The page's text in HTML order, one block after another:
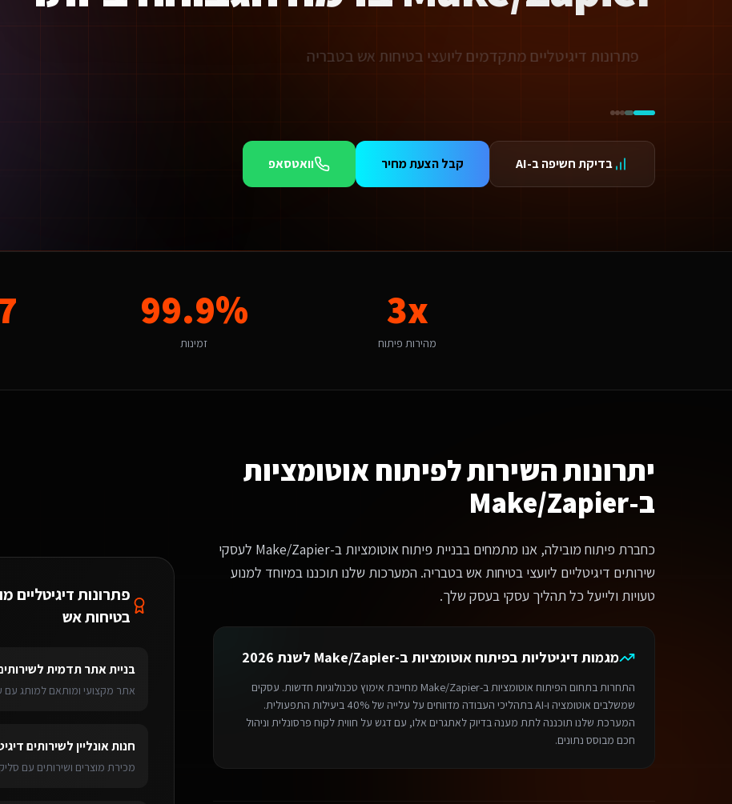
שאלות נפוצות על
האם אפשר לפרוס את התשלום?
בהחלט. אנו מציעים מסלולי תשלום גמישים: תשלום חד-פעמי עם הנחה, או פריסה ל-3-6 תשלומים. לשירותים דיגיטליים ליועצי בטיחות אש גדולים בטבריה יש גם אפשרות לתשלום חודשי מבוסס שימוש (SaaS).
כן, אנו עובדים עם עסקים בטבריה ומכירים את השוק המקומי. טבריה נחשבת לשוק נמוכה-בינונית מבחינת פיתוח אוטומציות ב-Make/Zapier. עם מדד אימוץ דיגיטלי של 60% באזור, יש כאן פוטנציאל לעסקים שמשלבים טכנולוגיה חדשנית. הטרנד המקומי של "שירותי תיירות ונופש" מהווה הזדמנות לשירותים דיגיטליים ליועצי בטיחות אש שפיתוח אוטומציות ב-Make/Zapier. הניסיון שלנו באזור מאפשר לנו להתאים את הפתרון לאופי המקומי ולקהל היעד הספציפי.
כמה זמן לוקח לפתח?
אפיון — מגדירים יחד את הדרישות והפתרון המושלם
פיתוח — צוות המומחים שלנו מפתח את המערכת על פלטפורמת Base44
עלייה לאוויר — משיקים ומלווים אתכם להצלחה
מדיה דיל היא בית פיתוח AI מוביל בישראל המתמחה בפתרונות דיגיטליים מותאמים אישית על פלטפורמת Base44. פיתוח מהיר פי 3, אבטחה ברמת Enterprise, תמיכה מלאה בוואטסאפ וגיבויים יומיים אוטומטיים.
לשירותים דיגיטליים ליועצי בטיחות אשבטבריהחנות אונלייןלשירותים דיגיטליים ליועצי בטיחות אש מערכת ניהול SaaS לשירותים
טבריהוהסביבה. מדיה דיל — תוצרת הארץ 9, תל אביב. טלפון: 050-831-2222.
ספריית המקצועות> שירותים דיגיטליים ליועצי בטיחות אש> פיתוח אוטומציות ב-Make/Zapier
פתרונות דיגיטליים מתקדמים ליועצי בטיחות אש בטבריה
בדיקת חשיפה ב-AI קבל הצעת מחיר וואטסאפ
3x
מהירות פיתוח
99.9%
זמינות
יתרונות השירות לפיתוח אוטומציות
ב-Make/Zapier
כחברת פיתוח מובילה, אנו מתמחים בבניית פיתוח אוטומציות ב-Make/Zapier לעסקי
שירותים דיגיטליים ליועצי בטיחות אש בטבריה. המערכות שלנו תוכננו במיוחד למנוע
טעויות ולייעל כל תהליך עסקי בעסק שלך.
מגמות דיגיטליות בפיתוח אוטומציות ב-Make/Zapier לשנת 2026
התחרות בתחום הפיתוח אוטומציות ב-Make/Zapier
מחייבת אימוץ טכנולוגיות חדשות. עסקים
שמשלבים אוטומציה ו-AI בתהליכי העבודה מדווחים על עלייה של 40% ביעילות התפעולית.
המערכת שלנו תוכננה לתת מענה בדיוק לאתגרים אלו, עם דגש על חווית לקוח פרסונלית וניהול
חכם מבוסס נתונים.
פתרונות דיגיטליים
בטיחות אש
בניית אתר תדמיתל
אתר מקצועי ומותאם למותג עם
חנות אונלייןלשירותים
מכירת מוצרים ושירותים עם